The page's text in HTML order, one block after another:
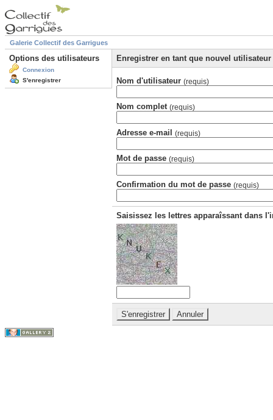
Galerie Collectif des Garrigues
Options des utilisateurs
Connexion
S'enregistrer
Enregistrer en tant que nouvel utilisateur
Nom d'utilisateur (requis)
Nom complet (requis)
Adresse e-mail (requis)
Mot de passe (requis)
Confirmation du mot de passe (requis)
Saisissez les lettres apparaîssant dans